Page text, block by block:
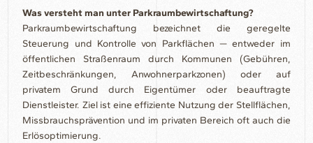
Was versteht man unter Parkraumbewirtschaftung?
Parkraumbewirtschaftung bezeichnet die geregelte
Steuerung und Kontrolle von Parkflächen — entweder im
öffentlichen Straßenraum durch Kommunen (Gebühren,
Zeitbeschränkungen, Anwohnerparkzonen) oder auf
privatem Grund durch Eigentümer oder beauftragte
Dienstleister. Ziel ist eine effiziente Nutzung der Stellflächen,
Missbrauchsprävention und im privaten Bereich oft auch die
Erlösoptimierung.